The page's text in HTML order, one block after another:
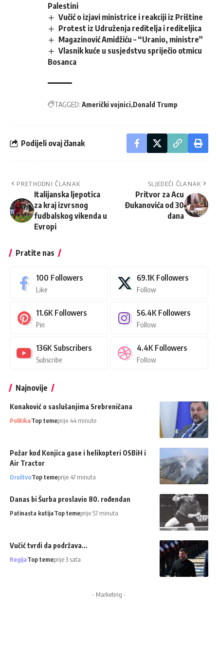
Palestini
Vučić o izjavi ministrice i reakciji iz Prištine
Protest iz Udruženja reditelja i rediteljica
Magazinović Amidžiću – “Uranio, ministre”
Vlasnik kuće u susjedstvu spriječio otmicu
Bosanca
TAGGED: Američki vojnici Donald Trump
Podijeli ovaj članak
PRETHODNI ČLANAK
Italijanska ljepotica
za kraj izvrsnog
fudbalskog vikenda u
Evropi
SLJEDEĆI ČLANAK
Pritvor za Acu
Đukanovića od 30
dana
Pratite nas
100 Followers
Like
69.1K Followers
Follow
11.6K Followers
Pin
56.4K Followers
Follow
136K Subscribers
Subscribe
4.4K Followers
Follow
Najnovije
Konaković o saslušanjima Srebreničana
PolitikaTop temeprije 44 minute
Požar kod Konjica gase i helikopteri OSBiH i
Air Tractor
DruštvoTop temeprije 47 minuta
Danas bi Šurba proslavio 80. rođendan
Patinasta kutijaTop temeprije 57 minuta
Vučić tvrdi da podržava…
RegijaTop temeprije 3 sata
- Marketing -